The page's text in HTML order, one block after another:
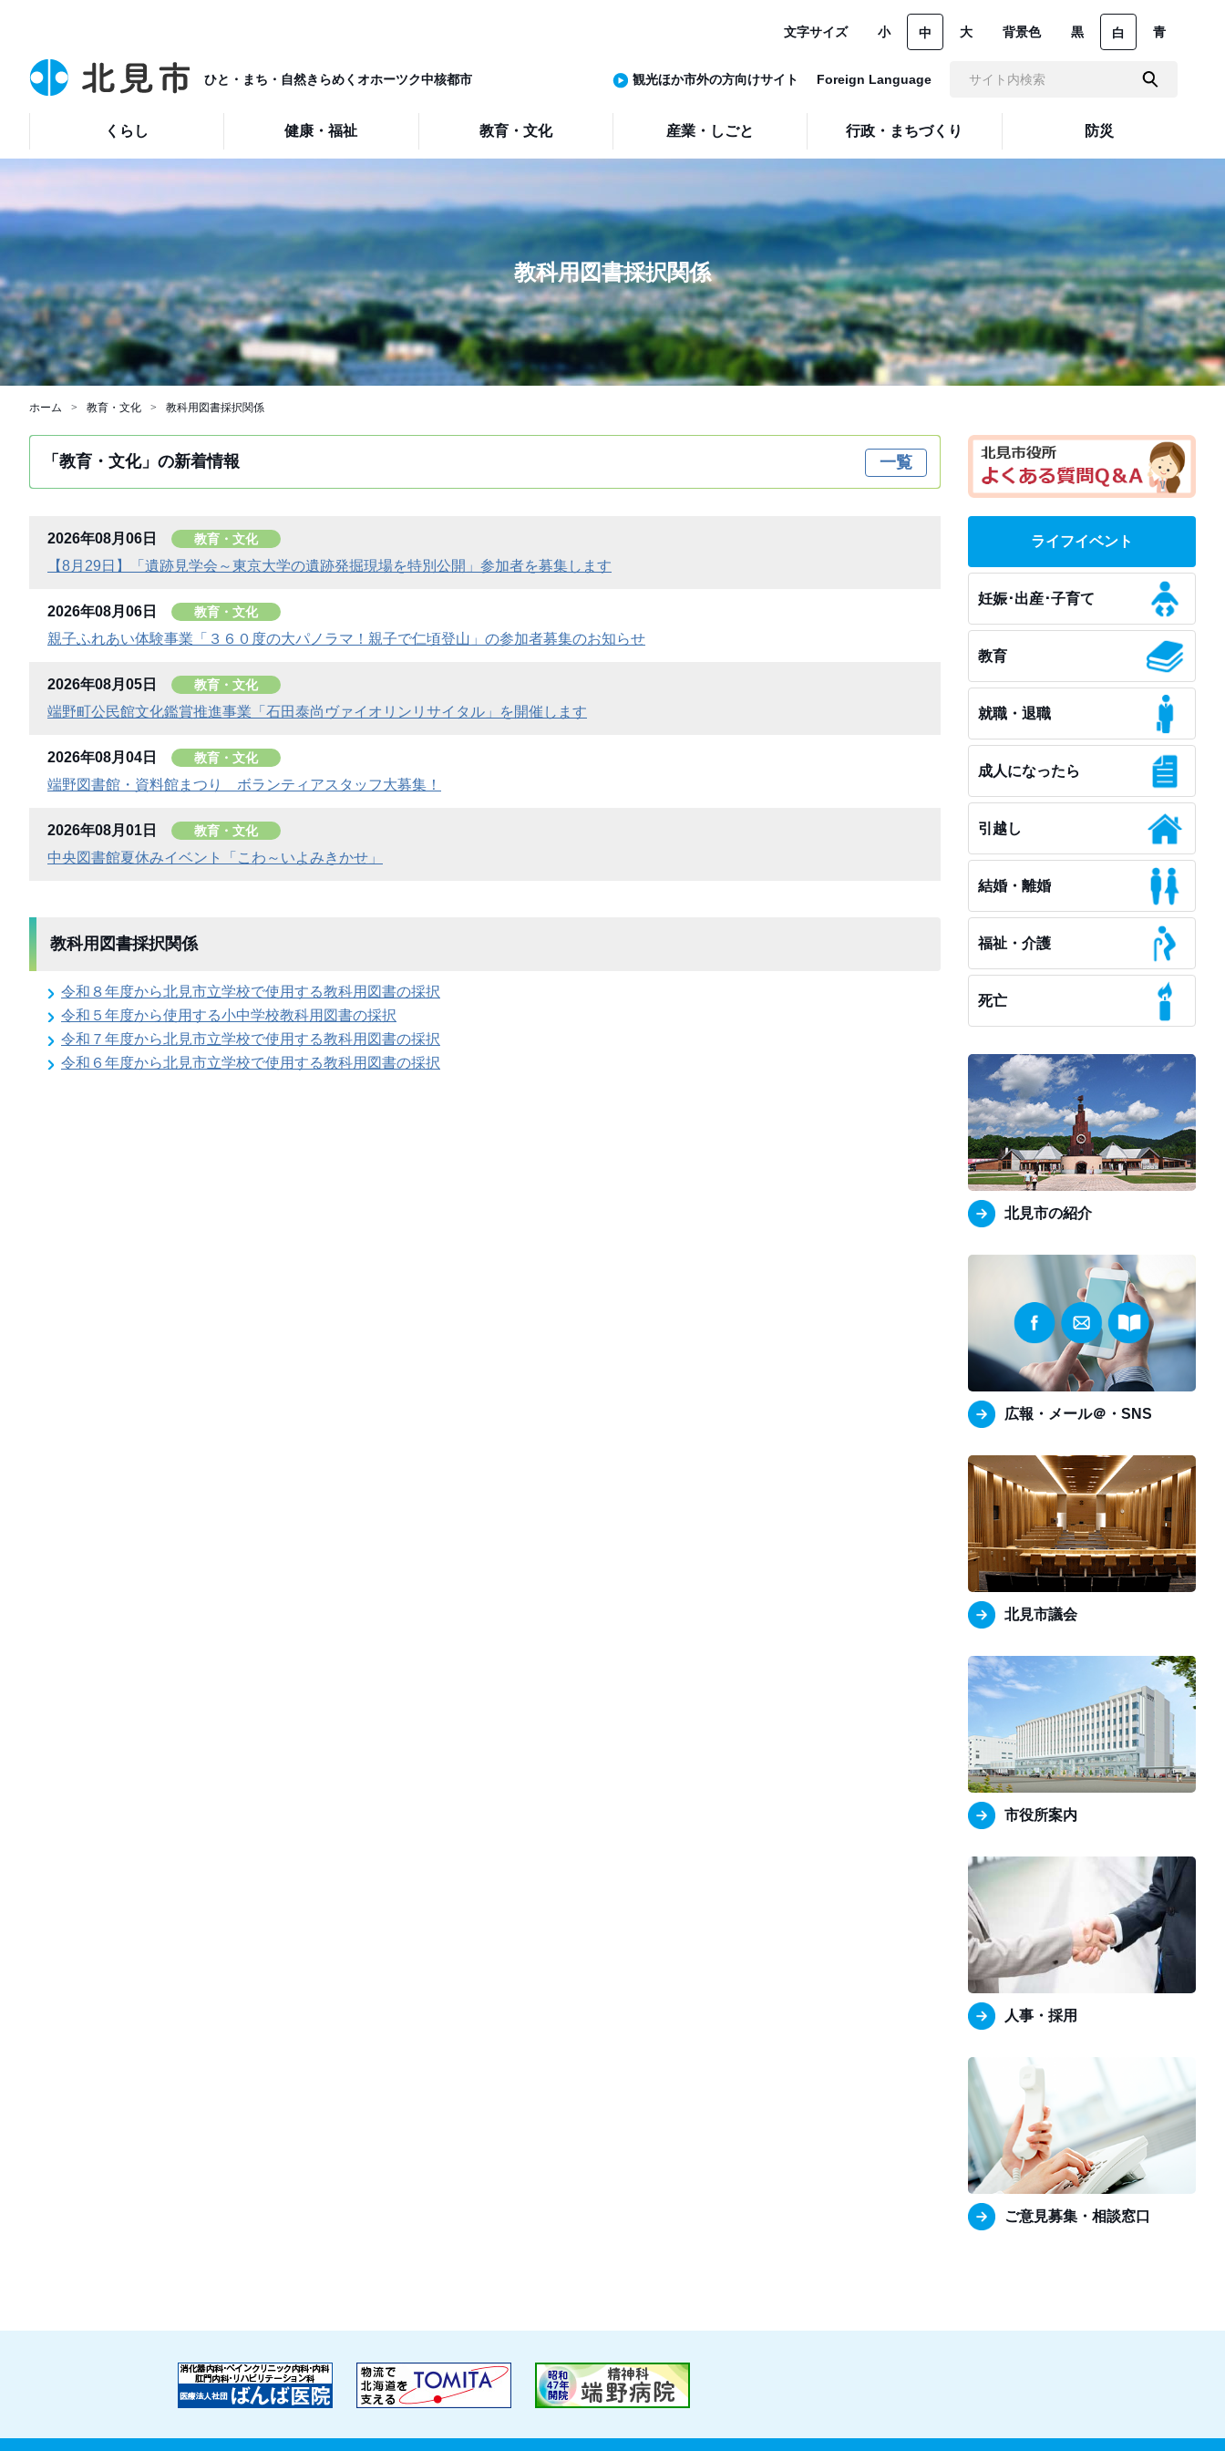
ひと・まち・自然きらめくオホーツク中核都市
くらし 健康・福祉 教育・文化 産業・しごと 行政・まちづくり 防災
文字サイズ 小 中 大 背景色 黒 白 青
観光ほか市外の方向けサイト Foreign Language
教科用図書採択関係
ホーム 教育・文化 教科用図書採択関係
「教育・文化」の新着情報 一覧
2026年08月06日 教育・文化
【8月29日】「遺跡見学会～東京大学の遺跡発掘現場を特別公開」参加者を募集します
2026年08月06日 教育・文化
親子ふれあい体験事業「３６０度の大パノラマ！親子で仁頃登山」の参加者募集のお知らせ
2026年08月05日 教育・文化
端野町公民館文化鑑賞推進事業「石田泰尚ヴァイオリンリサイタル」を開催します
2026年08月04日 教育・文化
端野図書館・資料館まつり ボランティアスタッフ大募集！
2026年08月01日 教育・文化
中央図書館夏休みイベント「こわ～いよみきかせ」
教科用図書採択関係
令和８年度から北見市立学校で使用する教科用図書の採択
令和５年度から使用する小中学校教科用図書の採択
令和７年度から北見市立学校で使用する教科用図書の採択
令和６年度から北見市立学校で使用する教科用図書の採択
ライフイベント
妊娠･出産･子育て
教育
就職・退職
成人になったら
引越し
結婚・離婚
福祉・介護
死亡
北見市の紹介
広報・メール＠・SNS
北見市議会
市役所案内
人事・採用
ご意見募集・相談窓口